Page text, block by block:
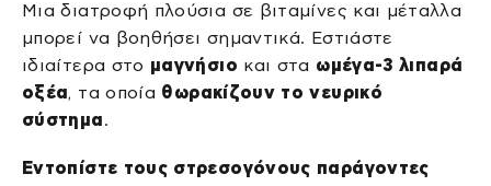
Μια διατροφή πλούσια σε βιταμίνες και μέταλλα
μπορεί να βοηθήσει σημαντικά. Εστιάστε
ιδιαίτερα στο μαγνήσιο και στα ωμέγα-3 λιπαρά
οξέα, τα οποία θωρακίζουν το νευρικό
σύστημα.
Εντοπίστε τους στρεσογόνους παράγοντες